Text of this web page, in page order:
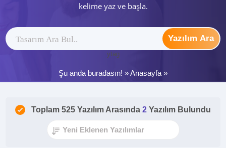
kelime yaz ve başla.
Yazılım Ara
ytag
Şu anda buradasın! »Anasayfa »
Toplam 525 Yazılım Arasında 2 Yazılım Bulundu